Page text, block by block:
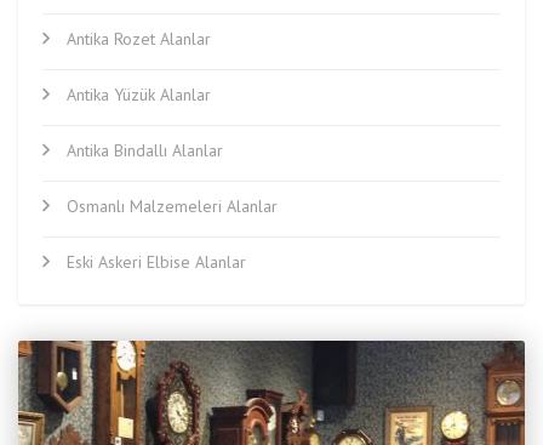
Antika Rozet Alanlar
Antika Yüzük Alanlar
Antika Bindallı Alanlar
Osmanlı Malzemeleri Alanlar
Eski Askeri Elbise Alanlar